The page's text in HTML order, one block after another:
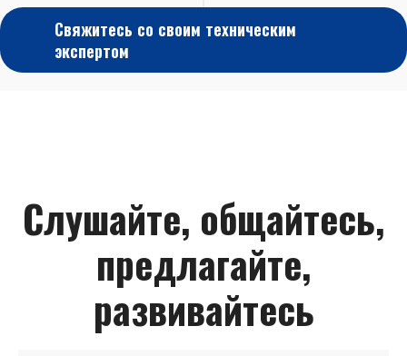
Свяжитесь со своим техническим
экспертом
Слушайте, общайтесь,
предлагайте,
развивайтесь